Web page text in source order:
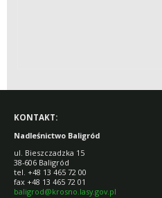
KONTAKT:
Nadleśnictwo Baligród
ul. Bieszczadzka 15
38-606 Baligród
tel. +48 13 465 72 00
fax +48 13 465 72 01
baligrod@krosno.lasy.gov.pl